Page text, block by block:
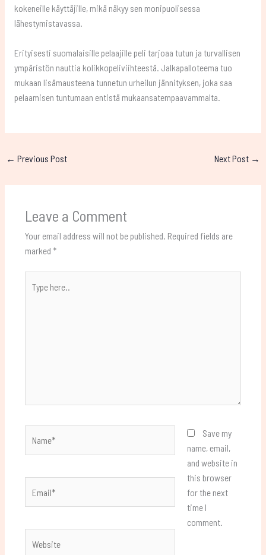
kokeneille käyttäjille, mikä näkyy sen monipuolisessa
lähestymistavassa.
Erityisesti suomalaisille pelaajille peli tarjoaa tutun ja turvallisen
ympäristön nauttia kolikkopeliviihteestä. Jalkapalloteema tuo
mukaan lisämausteena tunnetun urheilun jännityksen, joka saa
pelaamisen tuntumaan entistä mukaansatempaavammalta.
← Previous Post Next Post →
Leave a Comment
Your email address will not be published. Required fields are
marked *
here..
Save my
name, email,
and website in
this browser
for the next
time I
comment.